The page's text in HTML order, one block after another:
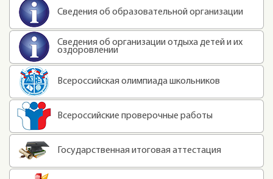
Сведения об образовательной организации
Сведения об организации отдыха детей и их
оздоровлении
Всероссийская олимпиада школьников
Всероссийские проверочные работы
Государственная итоговая аттестация